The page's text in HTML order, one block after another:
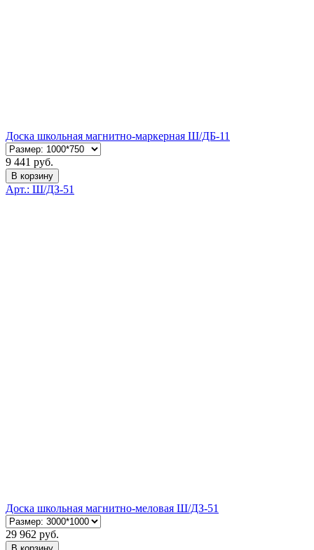
Доска школьная магнитно-маркерная Ш/ДБ-11
9 441 руб.
В корзину
Арт.: Ш/ДЗ-51
Доска школьная магнитно-меловая Ш/ДЗ-51
29 962 руб.